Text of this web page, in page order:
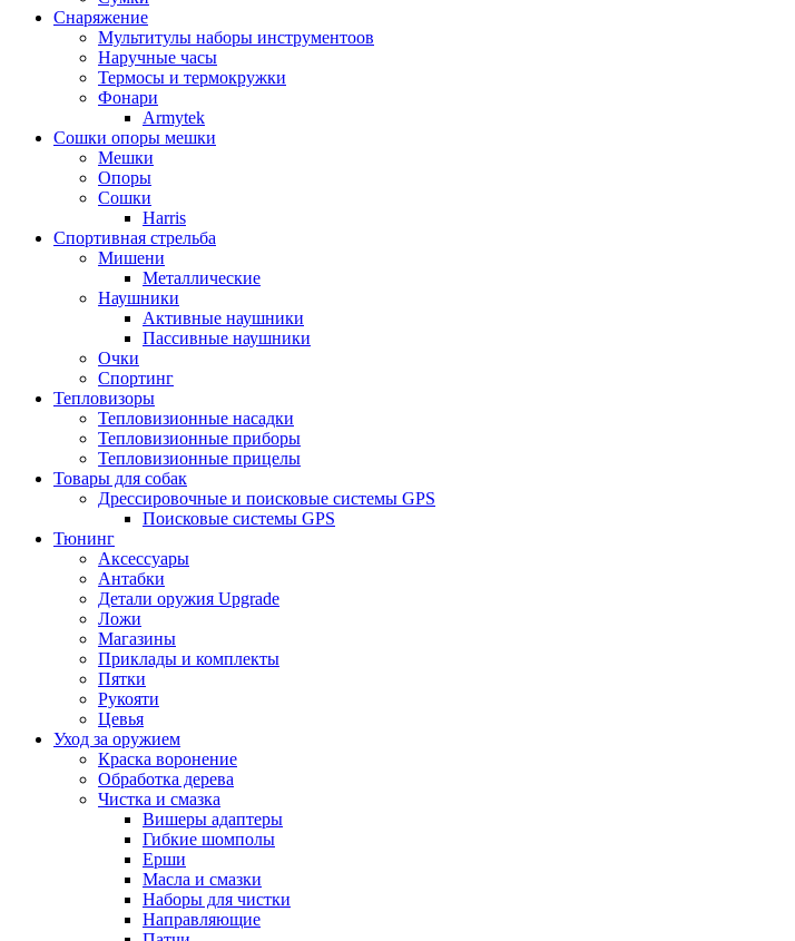
Снаряжение
Мультитулы наборы инструментоов
Наручные часы
Термосы и термокружки
Фонари
Armytek
Сошки опоры мешки
Мешки
Опоры
Сошки
Harris
Спортивная стрельба
Мишени
Металлические
Наушники
Активные наушники
Пассивные наушники
Очки
Спортинг
Тепловизоры
Тепловизионные насадки
Тепловизионные приборы
Тепловизионные прицелы
Товары для собак
Дрессировочные и поисковые системы GPS
Поисковые системы GPS
Тюнинг
Аксессуары
Антабки
Детали оружия Upgrade
Ложи
Магазины
Приклады и комплекты
Пятки
Рукояти
Цевья
Уход за оружием
Краска воронение
Обработка дерева
Чистка и смазка
Вишеры адаптеры
Гибкие шомполы
Ерши
Масла и смазки
Наборы для чистки
Направляющие